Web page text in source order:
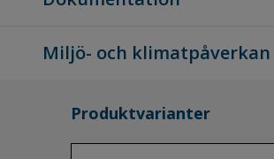
Miljö- och klimatpåverkan
Produktvarianter